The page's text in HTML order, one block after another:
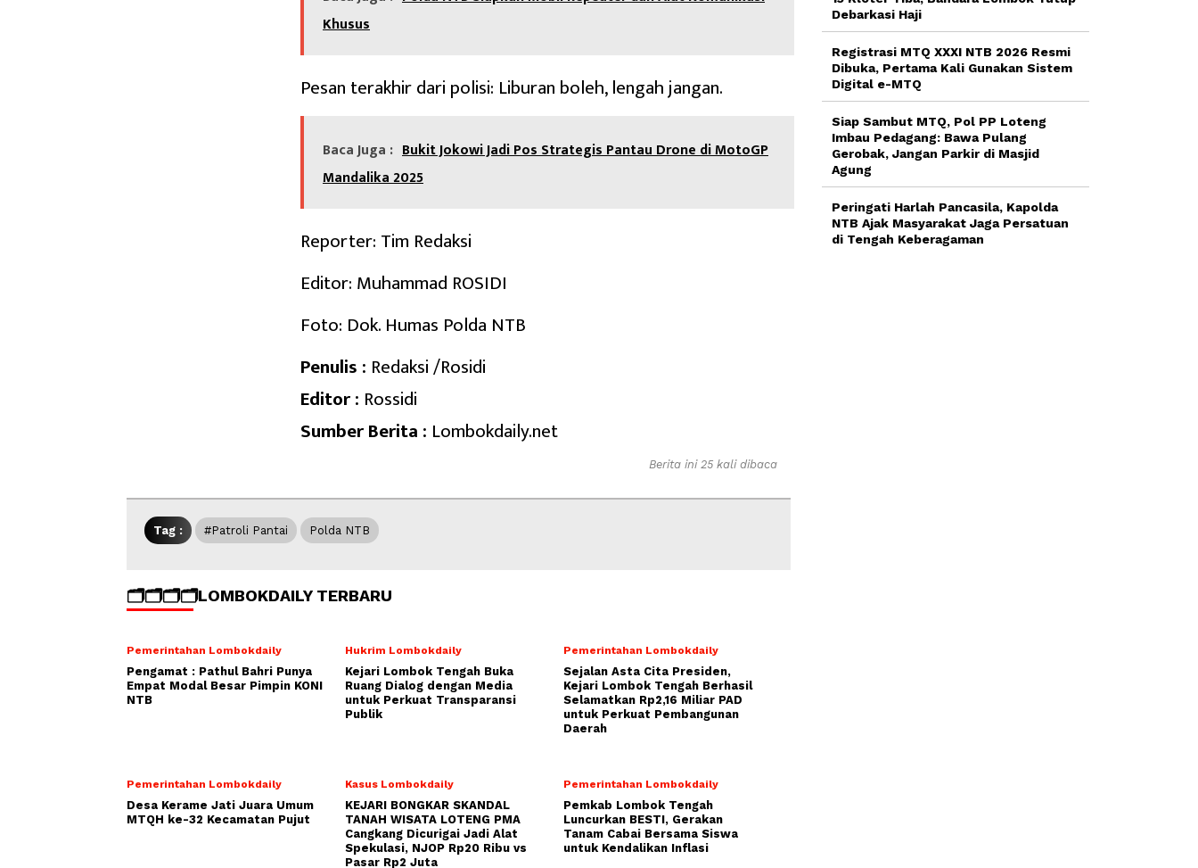
Khusus
Pesan terakhir dari polisi: Liburan boleh, lengah jangan.
Baca Juga : Bukit Jokowi Jadi Pos Strategis Pantau Drone di MotoGP
Mandalika 2025
Reporter: Tim Redaksi
Editor: Muhammad ROSIDI
Foto: Dok. Humas Polda NTB
Penulis : Redaksi /Rosidi
Editor : Rossidi
Sumber Berita : Lombokdaily.net
Berita ini 25 kali dibaca
Tag : #Patroli Pantai Polda NTB
🗂️🗂️🗂️🗂️LOMBOKDAILY TERBARU
Pemerintahan Lombokdaily
Pengamat : Pathul Bahri Punya
Empat Modal Besar Pimpin KONI
NTB
Hukrim Lombokdaily
Kejari Lombok Tengah Buka
Ruang Dialog dengan Media
untuk Perkuat Transparansi
Publik
Pemerintahan Lombokdaily
Sejalan Asta Cita Presiden,
Kejari Lombok Tengah Berhasil
Selamatkan Rp2,16 Miliar PAD
untuk Perkuat Pembangunan
Daerah
Pemerintahan Lombokdaily
Desa Kerame Jati Juara Umum
MTQH ke-32 Kecamatan Pujut
Kasus Lombokdaily
KEJARI BONGKAR SKANDAL
TANAH WISATA LOTENG PMA
Cangkang Dicurigai Jadi Alat
Spekulasi, NJOP Rp20 Ribu vs
Pasar Rp2 Juta
Pemerintahan Lombokdaily
Pemkab Lombok Tengah
Luncurkan BESTI, Gerakan
Tanam Cabai Bersama Siswa
untuk Kendalikan Inflasi
Debarkasi Haji
Registrasi MTQ XXXI NTB 2026 Resmi
Dibuka, Pertama Kali Gunakan Sistem
Digital e-MTQ
Siap Sambut MTQ, Pol PP Loteng
Imbau Pedagang: Bawa Pulang
Gerobak, Jangan Parkir di Masjid
Agung
Peringati Harlah Pancasila, Kapolda
NTB Ajak Masyarakat Jaga Persatuan
di Tengah Keberagaman